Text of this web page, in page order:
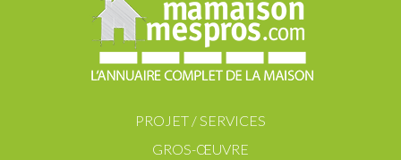
PROJET / SERVICES
GROS-ŒUVRE